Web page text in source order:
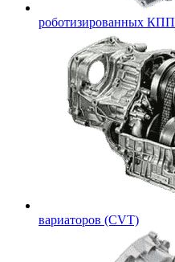
роботизированных КПП
вариаторов (CVT)